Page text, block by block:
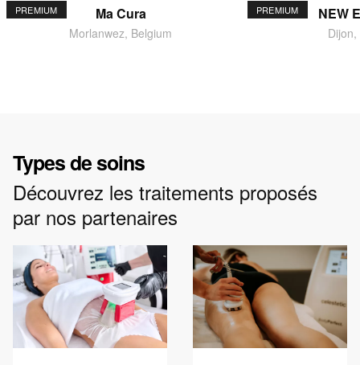
PREMIUM Ma Cura
Morlanwez, Belgium
PREMIUM NEW
Types de soins
Découvrez les traitements proposés
par nos partenaires